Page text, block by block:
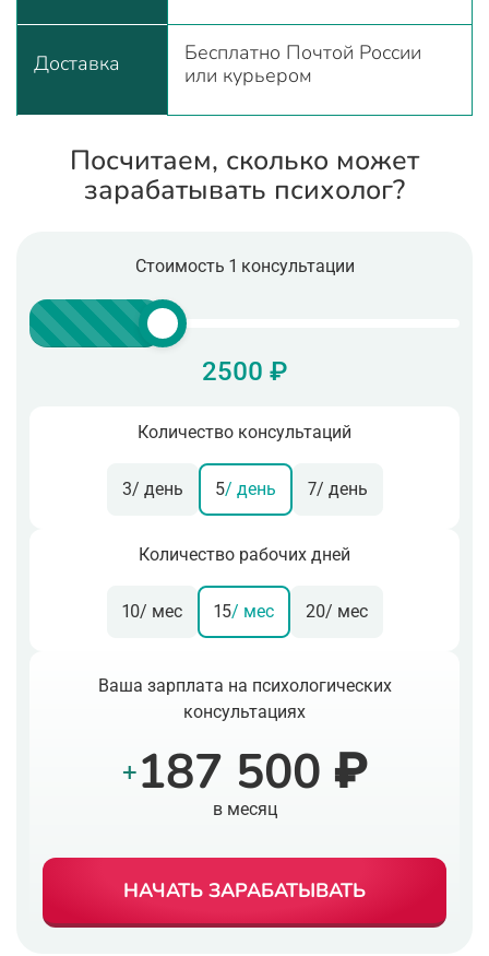
Доставка
Бесплатно Почтой России
или курьером
Посчитаем, сколько может
зарабатывать психолог?
Стоимость 1 консультации
2500 ₽
Количество консультаций
3/ день 5/ день 7/ день
Количество рабочих дней
10/ мес 15/ мес 20/ мес
Ваша зарплата на психологических
консультациях
+187 500 ₽
в месяц
НАЧАТЬ ЗАРАБАТЫВАТЬ